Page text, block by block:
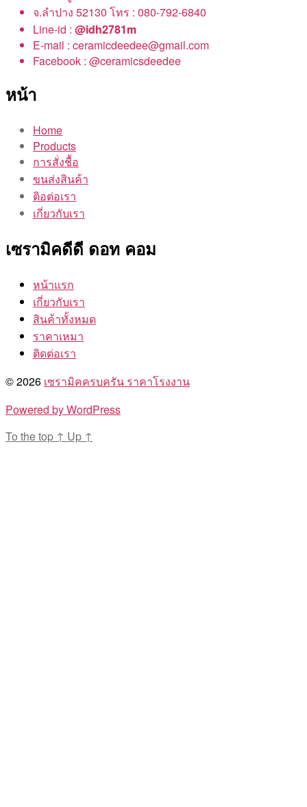
จ.ลำปาง 52130 โทร : 080-792-6840
Line-id : @idh2781m
E-mail : ceramicdeedee@gmail.com
Facebook : @ceramicsdeedee
หน้า
Home
Products
การสั่งชื้อ
ขนส่งสินค้า
ติอต่อเรา
เกี่ยวกับเรา
เซรามิคดีดี ดอท คอม
หน้าแรก
เกี่ยวกับเรา
สินค้าทั้งหมด
ราคาเหมา
ติดต่อเรา
© 2026 เซรามิคครบครัน ราคาโรงงาน
Powered by WordPress
To the top ↑ Up ↑